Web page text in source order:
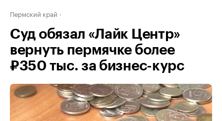
Пермский край
Суд обязал «Лайк Центр»
вернуть пермячке более
₽350 тыс. за бизнес-курс